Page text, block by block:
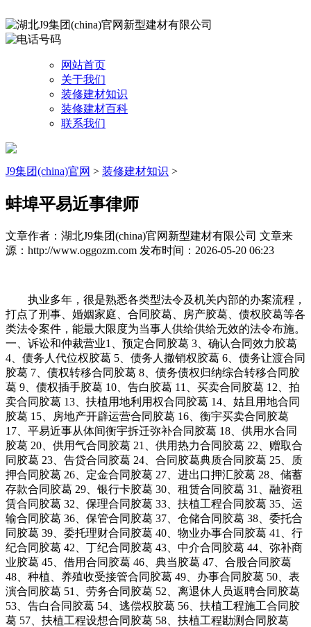
网站首页
关于我们
装修建材知识
装修建材百科
联系我们
J9集团(china)官网 > 装修建材知识 >
蚌埠平易近事律师
文章作者：湖北J9集团(china)官网新型建材有限公司 文章来
源：http://www.oggozm.com 发布时间：2026-05-20 06:23
执业多年，很是熟悉各类型法令及机关内部的办案流程，
打点了刑事、婚姻家庭、合同胶葛、房产胶葛、债权胶葛等各
类法令案件，能最大限度为当事人供给供给无效的法令布施。
一、诉讼和仲裁营业1、预定合同胶葛 3、确认合同效力胶葛
4、债务人代位权胶葛 5、债务人撤销权胶葛 6、债务让渡合同
胶葛 7、债权转移合同胶葛 8、债务债权归纳综合转移合同胶
葛 9、债权插手胶葛 10、告白胶葛 11、买卖合同胶葛 12、拍
卖合同胶葛 13、扶植用地利用权合同胶葛 14、姑且用地合同
胶葛 15、房地产开辟运营合同胶葛 16、衡宇买卖合同胶葛
17、平易近事从体间衡宇拆迁弥补合同胶葛 18、供用水合同
胶葛 20、供用气合同胶葛 21、供用热力合同胶葛 22、赠取合
同胶葛 23、告贷合同胶葛 24、合同胶葛典质合同胶葛 25、质
押合同胶葛 26、定金合同胶葛 27、进出口押汇胶葛 28、储蓄
存款合同胶葛 29、银行卡胶葛 30、租赁合同胶葛 31、融资租
赁合同胶葛 32、保理合同胶葛 33、扶植工程合同胶葛 35、运
输合同胶葛 36、保管合同胶葛 37、仓储合同胶葛 38、委托合
同胶葛 39、委托理财合同胶葛 40、物业办事合同胶葛 41、行
纪合同胶葛 42、丁纪合同胶葛 43、中介合同胶葛 44、弥补商
业胶葛 45、借用合同胶葛 46、典当胶葛 47、合股合同胶葛
48、种植、养殖收受接管合同胶葛 49、办事合同胶葛 50、表
演合同胶葛 51、劳务合同胶葛 52、离退休人员返聘合同胶葛
53、告白合同胶葛 54、逃偿权胶葛 56、扶植工程施工合同胶
葛 57、扶植工程设想合同胶葛 58、扶植工程勘测合同胶葛